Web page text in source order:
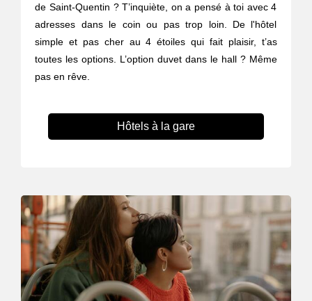
de Saint-Quentin ? T’inquiète, on a pensé à toi avec 4
adresses dans le coin ou pas trop loin. De l'hôtel
simple et pas cher au 4 étoiles qui fait plaisir, t’as
toutes les options. L’option duvet dans le hall ? Même
pas en rêve.
Hôtels à la gare